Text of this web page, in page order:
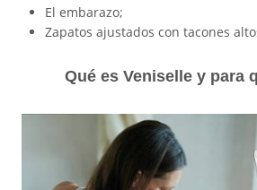
El embarazo;
Zapatos ajustados con tacones
Qué es Veniselle y para